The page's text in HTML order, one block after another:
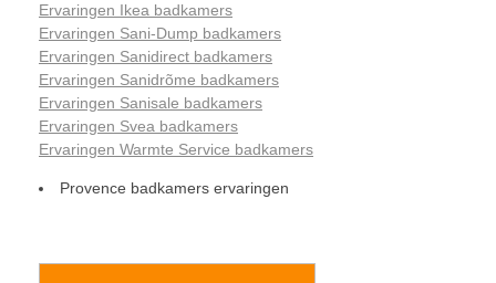
Ervaringen Ikea badkamers
Ervaringen Sani-Dump badkamers
Ervaringen Sanidirect badkamers
Ervaringen Sanidrõme badkamers
Ervaringen Sanisale badkamers
Ervaringen Svea badkamers
Ervaringen Warmte Service badkamers
Provence badkamers ervaringen